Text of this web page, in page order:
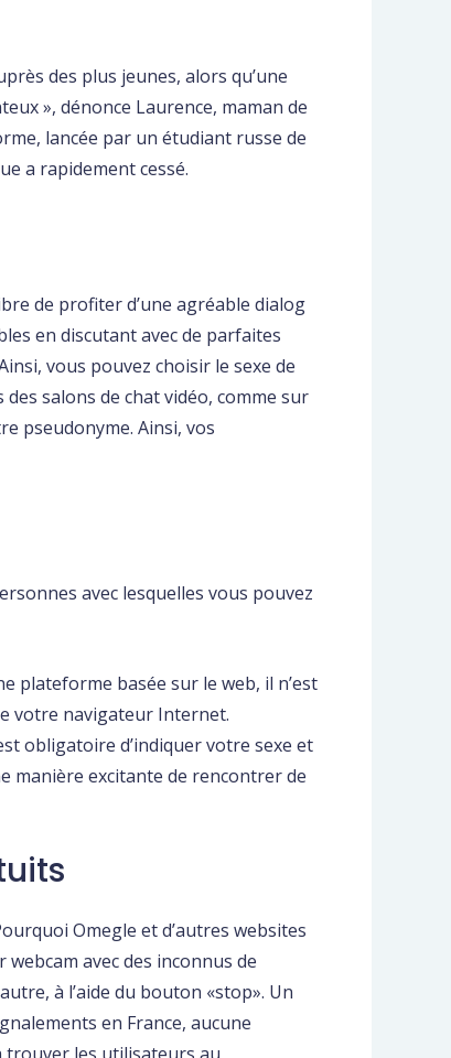
des plus jeunes, alors qu’une
», dénonce Laurence, maman de
lancée par un étudiant russe de
a rapidement cessé.
de profiter d’une agréable dialog
en discutant avec de parfaites
vous pouvez choisir le sexe de
salons de chat vidéo, comme sur
pseudonyme. Ainsi, vos
avec lesquelles vous pouvez
plateforme basée sur le web, il n’est
votre navigateur Internet.
obligatoire d’indiquer votre sexe et
manière excitante de rencontrer de
Omegle et d’autres websites
avec des inconnus de
à l’aide du bouton «stop». Un
en France, aucune